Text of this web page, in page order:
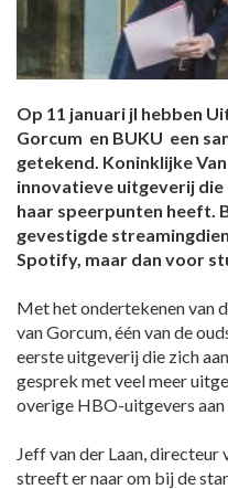
Op 11 januari jl hebben
Gorcum en BUKU een
getekend. Koninklijke
innovatieve uitgeverij die
haar speerpunten heeft.
gevestigde
Spotify, maar dan voor
Met het ondertekenen van
van Gorcum, één van de
eerste uitgeverij die zich
gesprek met veel meer
overige HBO-uitgevers aan
Jeff van der Laan,
streeft er naar om bij de